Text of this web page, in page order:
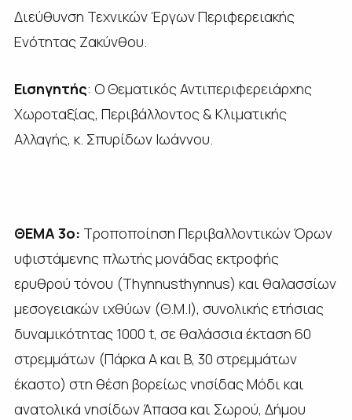
Διεύθυνση Τεχνικών Έργων Περιφερειακής
Ενότητας Ζακύνθου.
Εισηγητής: Ο Θεματικός Αντιπεριφερειάρχης
Χωροταξίας, Περιβάλλοντος & Κλιματικής
Αλλαγής, κ. Σπυρίδων Ιωάννου.
ΘΕΜΑ 3ο: Τροποποίηση Περιβαλλοντικών Όρων
υφιστάμενης πλωτής μονάδας εκτροφής
ερυθρού τόνου (Thynnusthynnus) και θαλασσίων
μεσογειακών ιχθύων (Θ.Μ.Ι), συνολικής ετήσιας
δυναμικότητας 1000 t, σε θαλάσσια έκταση 60
στρεμμάτων (Πάρκα Α και Β, 30 στρεμμάτων
έκαστο) στη θέση βορείως νησίδας Μόδι και
ανατολικά νησίδων Άπασα και Σωρού, Δήμου